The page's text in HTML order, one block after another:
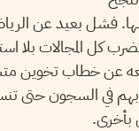
فشل بعيد عن
كل المجالات بلا
عن خطاب تخوين
في السجون حتى